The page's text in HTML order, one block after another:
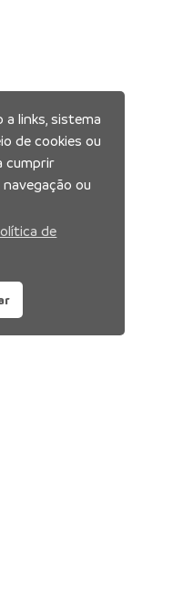
a links, sistema
de cookies ou
cumprir
ou
de